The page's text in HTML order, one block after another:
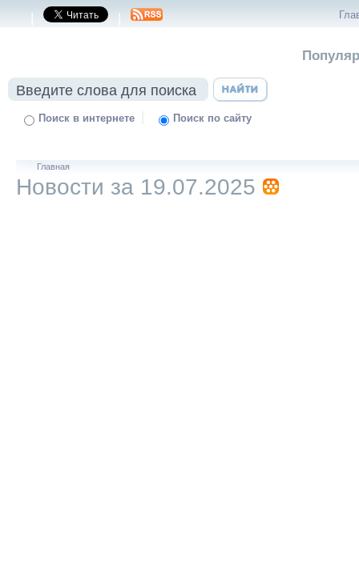
| |
Поиск в интернете | Поиск по сайту
Главная
Новости за 19.07.2025